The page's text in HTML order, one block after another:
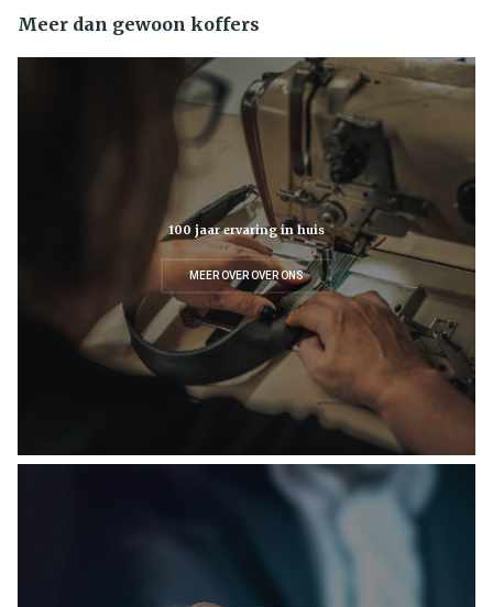
Meer dan gewoon koffers
100 jaar ervaring in huis
MEER OVER OVER ONS